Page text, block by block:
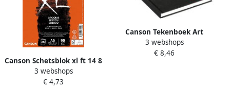
Canson Schetsblok xl ft 14 8
x 21 cm(a5 ) blok van 60
blad
3 webshops
€ 4,73
Canson Tekenboek Art
Dummy 216x279mm 100gr
98 vel
3 webshops
€ 8,46